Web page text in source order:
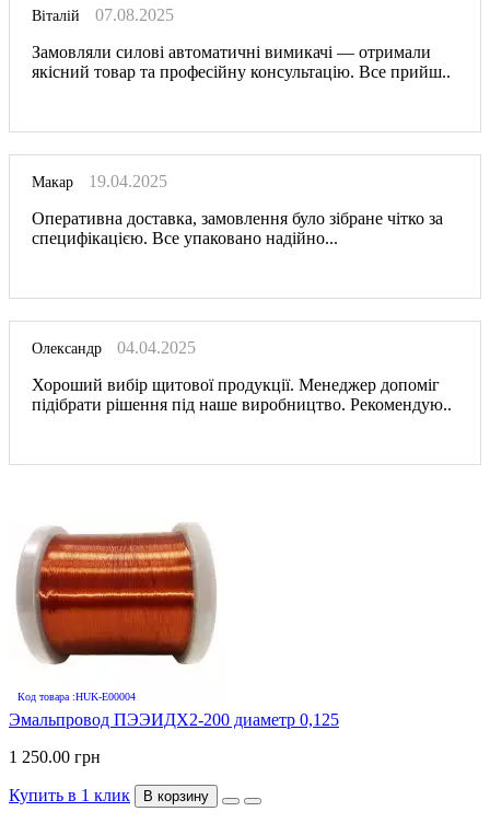
Віталій
07.08.2025
Замовляли силові автоматичні вимикачі — отримали
якісний товар та професійну консультацію. Все прийш..
Макар
19.04.2025
Оперативна доставка, замовлення було зібране чітко за
специфікацією. Все упаковано надійно...
Олександр
04.04.2025
Хороший вибір щитової продукції. Менеджер допоміг
підібрати рішення під наше виробництво. Рекомендую..
Код товара :HUK-E00004
Эмальпровод ПЭЭИДХ2-200 диаметр 0,125
1 250.00 грн
Купить в 1 клик В корзину